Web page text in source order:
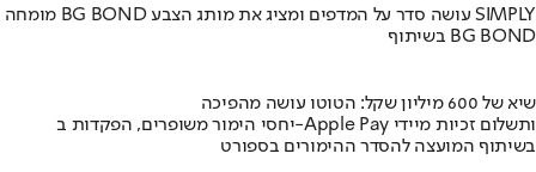
מומחה BG BOND עושה סדר על המדפים ומציג את מותג הצבע SIMPLY
בשיתוף BG BOND
שיא של 600 מיליון שקל: הטוטו עושה מהפיכה
יחסי הימור משופרים, הפקדות ב-Apple Pay ותשלום זכיות מיידי
בשיתוף המועצה להסדר ההימורים בספורט